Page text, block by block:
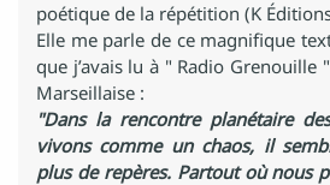
poétique de la répétition (K
Elle me parle de ce magnifique
que j’avais lu à " Radio Grenouille
Marseillaise :
"Dans la rencontre planétaire
vivons comme un chaos, il
plus de repères. Partout où nous